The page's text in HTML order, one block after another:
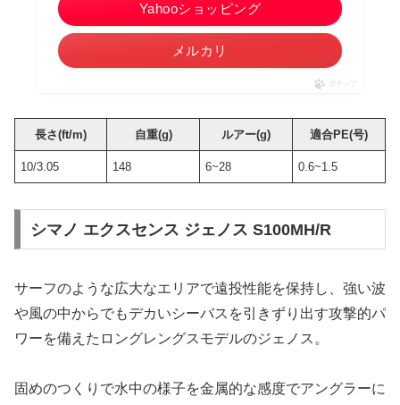
Yahooショッピング
メルカリ
ポチップ
長さ(ft/m) 自重(g) ルアー(g) 適合PE(号)
10/3.05 148 6~28 0.6~1.5
シマノ エクスセンス ジェノス S100MH/R
サーフのような広大なエリアで遠投性能を保持し、強い波
や風の中からでもデカいシーバスを引きずり出す攻撃的パ
ワーを備えたロングレングスモデルのジェノス。
固めのつくりで水中の様子を金属的な感度でアングラーに